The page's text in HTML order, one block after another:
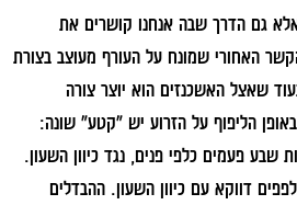
גם הדרך שבה אנחנו קושרים את
האחורי שמונח על העורף מעוצב בצורת
שאצל האשכנזים הוא יוצר צורה
הליפוף על הזרוע יש "קטע" שונה:
שבע פעמים כלפי פנים, נגד כיוון השעון.
דווקא עם כיוון השעון. ההבדלים